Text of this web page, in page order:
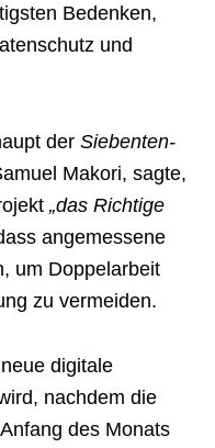
Bedenken,
und
der Siebenten-
Makori, sagte,
„das Richtige
angemessene
um Doppelarbeit
zu vermeiden.
digitale
nachdem die
des Monats